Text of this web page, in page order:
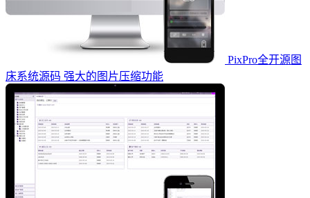
PixPro全开源图
床系统源码 强大的图片压缩功能